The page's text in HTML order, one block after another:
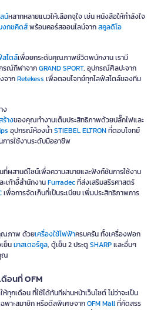
น์หลากหลายแนวให้เลือกจุใจ เช่น หนังสือให้กำลังใจ
งกชคิดส์พร้อมคอร์สออนไลน์จากสคูลดิโอ
สไตล์เพื่อยกระดับคุณภาพชีวิตพนักงาน เรามี
กรณ์กีฬาจากGRAND SPORT, อุปกรณ์ศิลปะจาก
จากRetekess เพื่อตอบโจทย์ทุกไลฟ์สไตล์ของทีม
ง
างของคุณทำงานเต็มประสิทธิภาพด้วยปลั๊กไฟและ
อุปกรณ์ห้องน้ำSTIEBEL ELTRONที่ตอบโจทย์
ารใช้งานระดับมืออาชีพ
ที่ผสานดีไซน์เพื่อความสบายและฟังก์ชันการใช้งาน
ะเก้าอี้สำนักงานFurradecที่ส่งเสริมสรีรศาสตร์
เพื่อการจัดเก็บที่เป็นระเบียบ เพิ่มประสิทธิภาพการ
ณภาพ ด้วยเครื่องใช้ไฟฟ้าครบครัน ทั้งเครื่องฟอก
ย็นมาสเตอร์คูล, ตู้เย็น 2 ประตูSHARPและอื่นๆ
ณ
อนที่ OFM
ห้ทุกเดือน ที่ใช้ได้ทันทีผ่านหน้าเว็บไซต์ ไม่ว่าจะเป็น
พาะสมาชิก หรือดีลพิเศษจากOFM Mallที่คัดสรร